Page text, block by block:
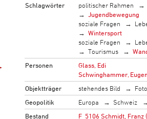
Schlagwörter
politischer Rahmen
Jugendbewegung
soziale Fragen
Wintersport
soziale Fragen
Tourismus
Personen
Glass, Edi
Schwinghammer, Eugen
Objektträger
stehendes Bild
Geopolitik
Europa Schweiz
Bestand
F_5106 Schmidt,